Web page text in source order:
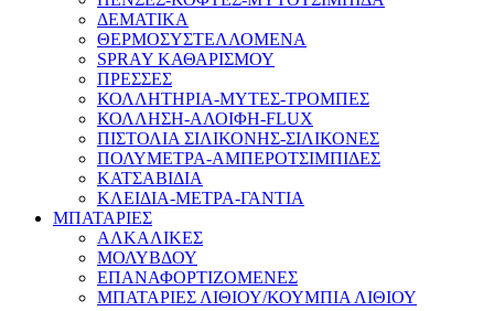
ΔΕΜΑΤΙΚΑ
ΘΕΡΜΟΣΥΣΤΕΛΛΟΜΕΝΑ
SPRAY ΚΑΘΑΡΙΣΜΟΥ
ΠΡΕΣΣΕΣ
ΚΟΛΛΗΤΗΡΙΑ-ΜΥΤΕΣ-ΤΡΟΜΠΕΣ
ΚΟΛΛΗΣΗ-ΑΛΟΙΦΗ-FLUX
ΠΙΣΤΟΛΙΑ ΣΙΛΙΚΟΝΗΣ-ΣΙΛΙΚΟΝΕΣ
ΠΟΛΥΜΕΤΡΑ-ΑΜΠΕΡΟΤΣΙΜΠΙΔΕΣ
ΚΑΤΣΑΒΙΔΙΑ
ΚΛΕΙΔΙΑ-ΜΕΤΡΑ-ΓΑΝΤΙΑ
ΜΠΑΤΑΡΙΕΣ
ΑΛΚΑΛΙΚΕΣ
ΜΟΛΥΒΔΟΥ
ΕΠΑΝΑΦΟΡΤΙΖΟΜΕΝΕΣ
ΜΠΑΤΑΡΙΕΣ ΛΙΘΙΟΥ/ΚΟΥΜΠΙΑ ΛΙΘΙΟΥ